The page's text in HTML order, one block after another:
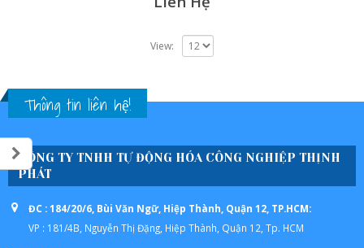
View:
Thông tin liên hệ!
CÔNG TY TNHH TỰ ĐỘNG HÓA CÔNG NGHIỆP THỊNH
PHÁT
ĐC : 184/20/6, Bùi Văn Ngữ, Hiệp Thành, Quận 12, TP.HCM:
VP : 181/4B, Nguyễn Thị Đặng, Hiệp Thành, Quận 12, Tp. HCM